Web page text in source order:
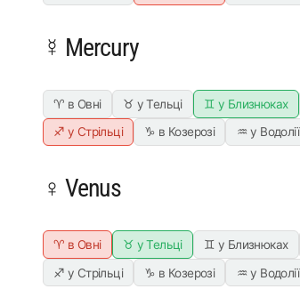
☿ Mercury
♈ в Овні ♉ у Тельці ♊ у Близнюках
♐ у Стрільці
♑ в Козерозі ♒ у Водолії
♀ Venus
♈ в Овні ♉ у Тельці ♊ у Близнюках
♐ у Стрільці
♑ в Козерозі ♒ у Водолії